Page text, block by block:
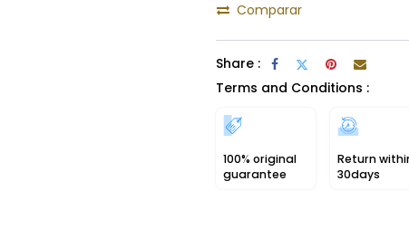
Comparar
Share :
Terms and Conditions :
100% original
guarantee
Return
30days